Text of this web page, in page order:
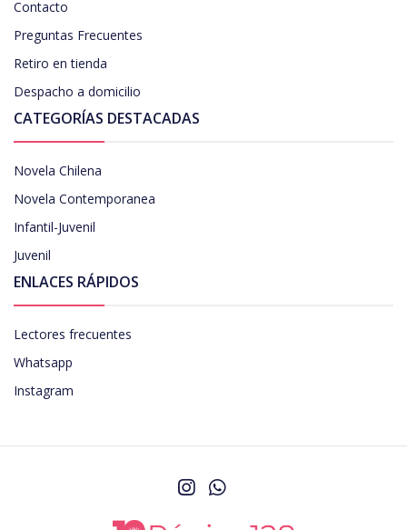
Contacto
Preguntas Frecuentes
Retiro en tienda
Despacho a domicilio
CATEGORÍAS DESTACADAS
Novela Chilena
Novela Contemporanea
Infantil-Juvenil
Juvenil
ENLACES RÁPIDOS
Lectores frecuentes
Whatsapp
Instagram